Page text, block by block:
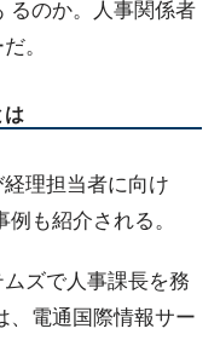
るのか。人事関係者
。
は
理担当者に向け
も紹介される。
ズで人事課長を務
、電通国際情報サー